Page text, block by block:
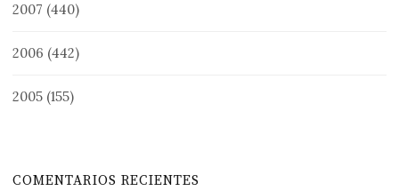
2007 (440)
2006 (442)
2005 (155)
COMENTARIOS RECIENTES